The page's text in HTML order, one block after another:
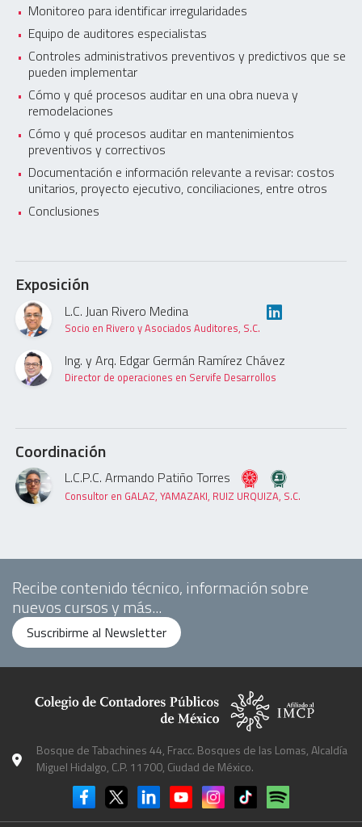
Monitoreo para identificar irregularidades
Equipo de auditores especialistas
Controles administrativos preventivos y predictivos que se
pueden implementar
Cómo y qué procesos auditar en una obra nueva y
remodelaciones
Cómo y qué procesos auditar en mantenimientos
preventivos y correctivos
Documentación e información relevante a revisar: costos
unitarios, proyecto ejecutivo, conciliaciones, entre otros
Conclusiones
Exposición
L.C. Juan Rivero Medina
Socio en Rivero y Asociados Auditores, S.C.
Ing. y Arq. Edgar Germán Ramírez Chávez
Director de operaciones en Servife Desarrollos
Coordinación
L.C.P.C. Armando Patiño Torres
Consultor en GALAZ, YAMAZAKI, RUIZ URQUIZA, S.C.
Recibe contenido técnico, información sobre
nuevos cursos y más...
Suscribirme al Newsletter
Bosque de Tabachines 44, Fracc. Bosques de las Lomas, Alcaldía
Miguel Hidalgo, C.P. 11700, Ciudad de México.